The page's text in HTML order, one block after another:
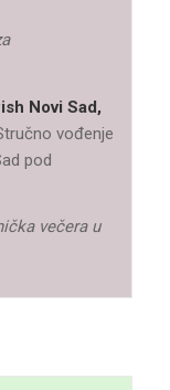
Novi Sad,
vođenje
pod
večera u